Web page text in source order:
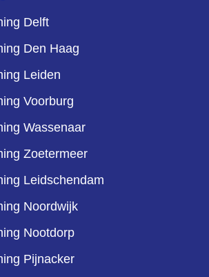
Delft
Den Haag
Leiden
Voorburg
Wassenaar
Zoetermeer
Leidschendam
Noordwijk
Nootdorp
Pijnacker